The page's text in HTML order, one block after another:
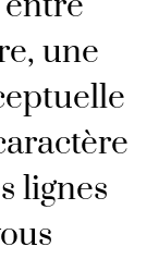
une
lignes